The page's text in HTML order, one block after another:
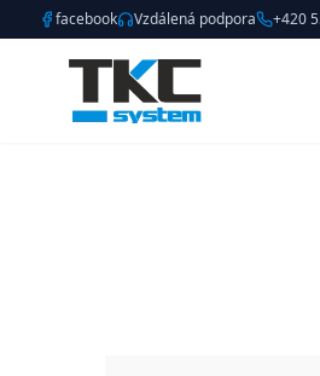
facebook Vzdálená podpora +420